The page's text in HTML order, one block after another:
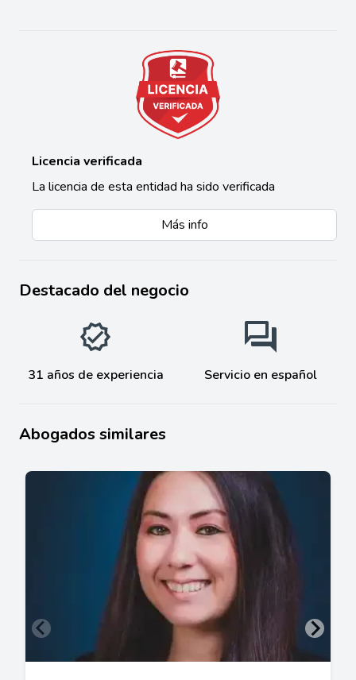
Licencia verificada
La licencia de esta entidad ha sido verificada
Más info
Destacado del negocio
31 años de experiencia Servicio en español
Abogados similares